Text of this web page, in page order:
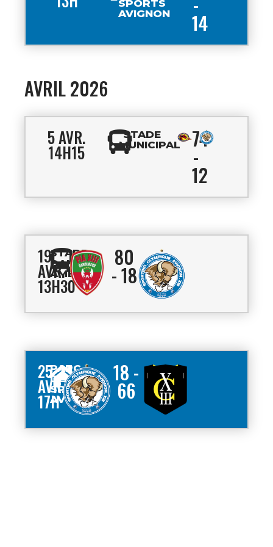
SPORTS
AVIGNON
14
AVRIL 2026
5 AVR.
14H15
STADE
MUNICIPAL
74
-
12
19
AVR.
13H30
STADE
DANIEL
AMBERT
80
- 18
25
AVR.
17H
PARC
DES
SPORTS
AVIGNON
18 -
66